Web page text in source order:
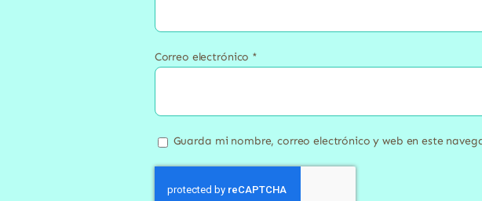
Correo electrónico *
Guarda mi nombre, correo electrónico y web en este